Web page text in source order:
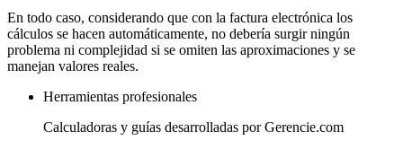
En todo caso, considerando que con la factura electrónica los
cálculos se hacen automáticamente, no debería surgir ningún
problema ni complejidad si se omiten las aproximaciones y se
manejan valores reales.
Herramientas profesionales
Calculadoras y guías desarrolladas por Gerencie.com